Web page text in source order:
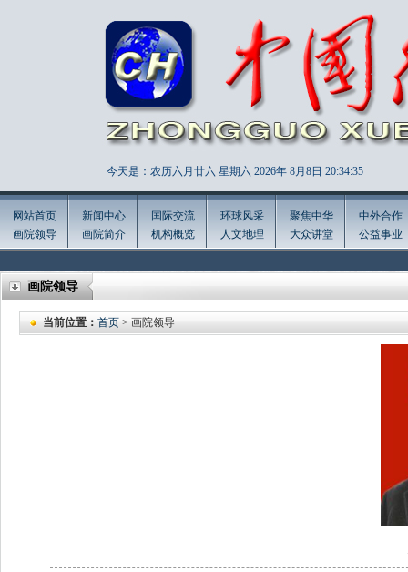
今天是：农历六月廿六 星期六 2026年 8月8日 20:34:36
网站首页
画院领导
新闻中心
画院简介
国际交流
机构概览
环球风采
人文地理
聚焦中华
大众讲堂
中外合作
公益事业
画院领导
当前位置： 首页 > 画院领导